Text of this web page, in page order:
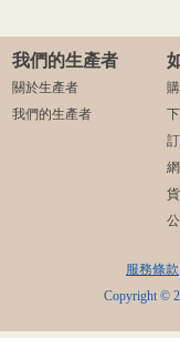
我們的生產者
關於生產者
我們的生產者
服務條款
Copyright ©